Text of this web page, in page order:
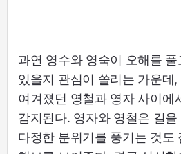
과연 영수와 영숙이 오해를
있을지 관심이 쏠리는 가운데
여겨졌던 영철과 영자 사이에
감지된다. 영자와 영철은 길
다정한 분위기를 풍기는 것도